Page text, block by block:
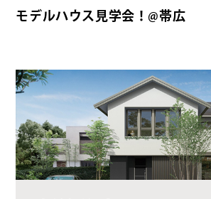
モデルハウス見学会！@帯広